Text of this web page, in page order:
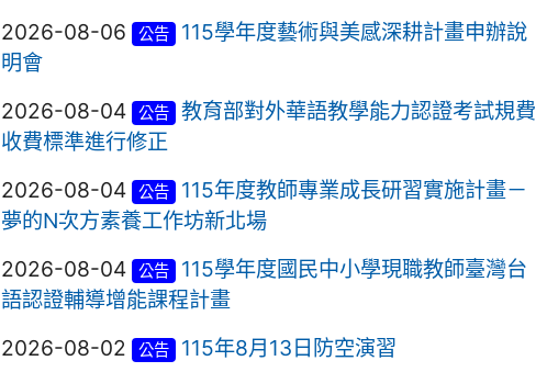
2026-08-06 公告
115學年度藝術與美感深耕計畫申辦說
明會
2026-08-04 公告
教育部對外華語教學能力認證考試規費
收費標準進行修正
2026-08-04 公告
115年度教師專業成長研習實施計畫－
夢的N次方素養工作坊新北場
2026-08-04 公告
115學年度國民中小學現職教師臺灣台
語認證輔導增能課程計畫
2026-08-02 公告
115年8月13日防空演習